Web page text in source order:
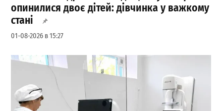
опинилися двоє дітей: дівчинка у важкому
стані
01-08-2026 в 15:27